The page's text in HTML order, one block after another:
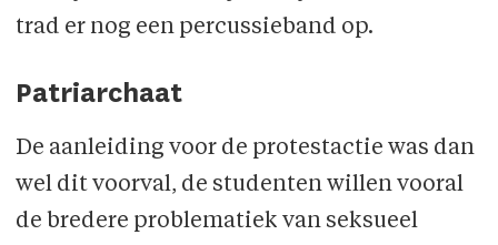
trad er nog een percussieband op.
Patriarchaat
De aanleiding voor de protestactie was dan
wel dit voorval, de studenten willen vooral
de bredere problematiek van seksueel